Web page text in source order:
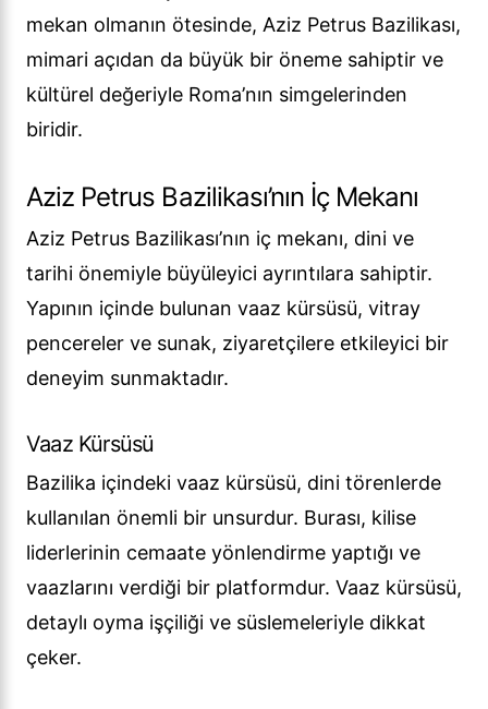
mekan olmanın ötesinde, Aziz Petrus Bazilikası,
mimari açıdan da büyük bir öneme sahiptir ve
kültürel değeriyle Roma’nın simgelerinden
biridir.
Aziz Petrus Bazilikası’nın İç Mekanı
Aziz Petrus Bazilikası’nın iç mekanı, dini ve
tarihi önemiyle büyüleyici ayrıntılara sahiptir.
Yapının içinde bulunan vaaz kürsüsü, vitray
pencereler ve sunak, ziyaretçilere etkileyici bir
deneyim sunmaktadır.
Vaaz Kürsüsü
Bazilika içindeki vaaz kürsüsü, dini törenlerde
kullanılan önemli bir unsurdur. Burası, kilise
liderlerinin cemaate yönlendirme yaptığı ve
vaazlarını verdiği bir platformdur. Vaaz kürsüsü,
detaylı oyma işçiliği ve süslemeleriyle dikkat
çeker.